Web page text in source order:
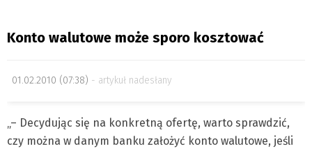
Konto walutowe może sporo kosztować
01.02.2010 (07:38) artykuł nadesłany
„– Decydując się na konkretną ofertę, warto sprawdzić,
czy można w danym banku założyć konto walutowe, jeśli